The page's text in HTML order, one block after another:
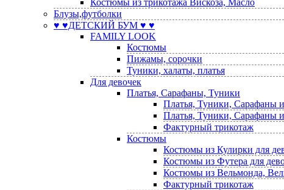
Костюмы из трикотажа Вискоза, Масло
Блузы,футболки
♥ ♥ДЕТСКИЙ БУМ ♥ ♥
FAMILY LOOK
Костюмы
Пижамы, сорочки
Туники, халаты, платья
Для девочек
Платья, Сарафаны, Туники
Платья, Туники, Сарафаны
Платья, Туники, Сарафаны
Фактурный трикотаж
Костюмы
Костюмы из Кулирки для
Костюмы из Футера для
Костюмы из Вельмонда,
Фактурный трикотаж